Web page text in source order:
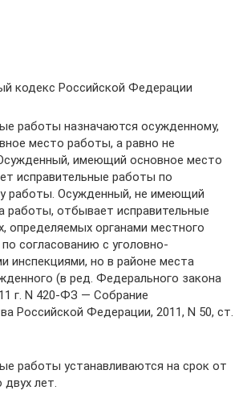
кодекс Российской Федерации
работы назначаются осужденному,
место работы, а равно не
имеющий основное место
исправительные работы по
работы. Осужденный, не имеющий
работы, отбывает исправительные
определяемых органами местного
согласованию с уголовно-
инспекциями, но в районе места
(в ред. Федерального закона
г. N 420-ФЗ — Собрание
Российской Федерации, 2011, N 50, ст.
работы устанавливаются на срок от
лет.